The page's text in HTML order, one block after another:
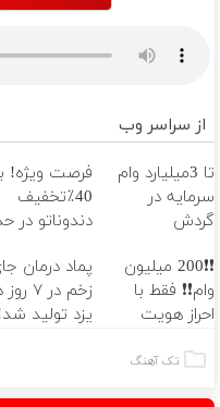
از سراسر وب
تا 3میلیارد وام
سرمایه در
گردش
فروشگاهت رو
ثبت کن
فرصت ویژه!
40٪تخفیف
دندوناتو در
سفید کن
❗❗200 میلیون
وام❗❗ فقط با
احراز هویت
پماد درمان
زخم در ۷
یزد تولید
تک آهنگ